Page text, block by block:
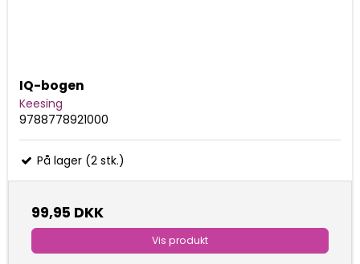
IQ-bogen
Keesing
9788778921000
På lager (2 stk.)
99,95 DKK
Vis produkt